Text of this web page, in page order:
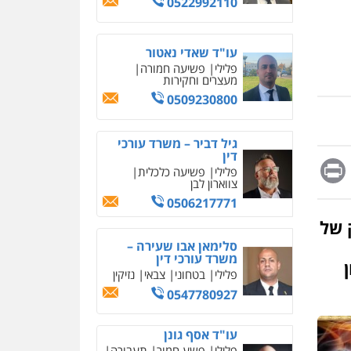
Message
Print
של
עו"ד שאדי נאטור
פלילי פשיעה חמורה
מעצרים וחקירות
0509230800
גיל דביר – משרד עורכי
דין
פלילי פשיעה כלכלית
צווארון לבן
0506217771
סלימאן אבו שעירה –
משרד עורכי דין
פלילי בטחוני צבאי נזיקין
0547780927
עו"ד אסף גונן
מחיקת כתבות מגוגל
0522508109
אחסון אתרים
לעורכי דין
מרכז התחלה חדשה
אסירים עבירות מין
0544500346
מאיה בלום, עו"ס,
טיפול ושיקום
דין
איומים כתובים
תושב סכנין חשוד ששלח הודעות